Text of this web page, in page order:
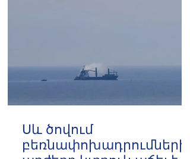
Սև ծովում
բեռնափոխադրումների